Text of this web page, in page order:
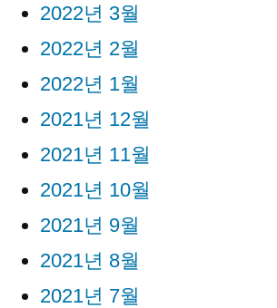
2022년 3월
2022년 2월
2022년 1월
2021년 12월
2021년 11월
2021년 10월
2021년 9월
2021년 8월
2021년 7월